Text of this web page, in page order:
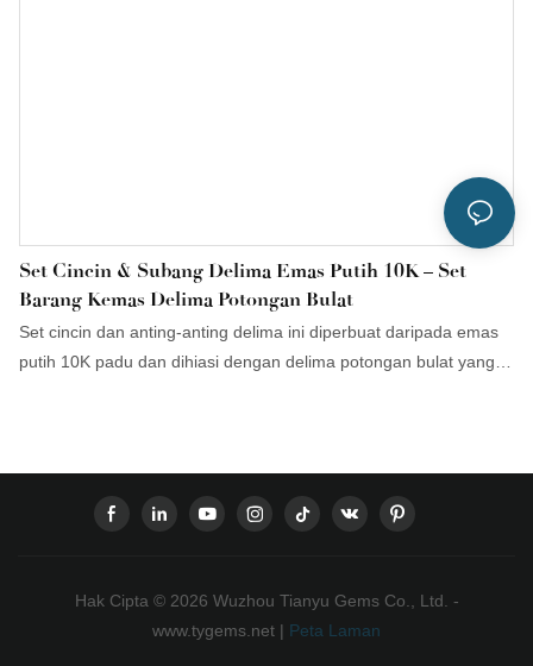
Set Cincin & Subang Delima Emas Putih 10K – Set
Barang Kemas Delima Potongan Bulat
Set cincin dan anting-anting delima ini diperbuat daripada emas
putih 10K padu dan dihiasi dengan delima potongan bulat yang
borong.
Hak Cipta © 2026 Wuzhou Tianyu Gems Co., Ltd. -
www.tygems.net | Peta Laman